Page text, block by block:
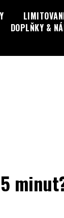
DOPLŇKY &